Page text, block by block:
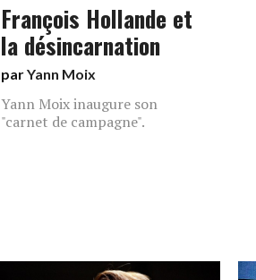
François Hollande et
la désincarnation
parYann Moix
Yann Moix inaugure son
"carnet de campagne".